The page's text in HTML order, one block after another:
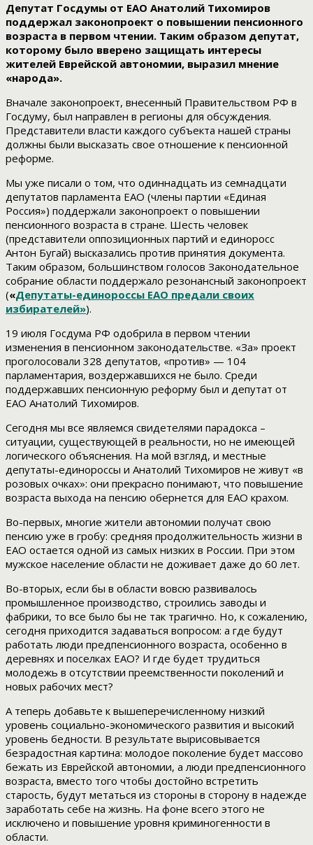
Депутат Госдумы от ЕАО Анатолий Тихомиров
поддержал законопроект о повышении пенсионного
возраста в первом чтении. Таким образом депутат,
которому было вверено защищать интересы
жителей Еврейской автономии, выразил мнение
«народа».
Вначале законопроект, внесенный Правительством РФ в
Госдуму, был направлен в регионы для обсуждения.
Представители власти каждого субъекта нашей страны
должны были высказать свое отношение к пенсионной
реформе.
Мы уже писали о том, что одиннадцать из семнадцати
депутатов парламента ЕАО (члены партии «Единая
Россия») поддержали законопроект о повышении
пенсионного возраста в стране. Шесть человек
(представители оппозиционных партий и единоросс
Антон Бугай) высказались против принятия документа.
Таким образом, большинством голосов Законодательное
собрание области поддержало резонансный законопроект
(«Депутаты-единороссы ЕАО предали своих
избирателей»).
19 июля Госдума РФ одобрила в первом чтении
изменения в пенсионном законодательстве. «За» проект
проголосовали 328 депутатов, «против» — 104
парламентария, воздержавшихся не было. Среди
поддержавших пенсионную реформу был и депутат от
ЕАО Анатолий Тихомиров.
Сегодня мы все являемся свидетелями парадокса –
ситуации, существующей в реальности, но не имеющей
логического объяснения. На мой взгляд, и местные
депутаты-единороссы и Анатолий Тихомиров не живут «в
розовых очках»: они прекрасно понимают, что повышение
возраста выхода на пенсию обернется для ЕАО крахом.
Во-первых, многие жители автономии получат свою
пенсию уже в гробу: средняя продолжительность жизни в
ЕАО остается одной из самых низких в России. При этом
мужское население области не доживает даже до 60 лет.
Во-вторых, если бы в области вовсю развивалось
промышленное производство, строились заводы и
фабрики, то все было бы не так трагично. Но, к сожалению,
сегодня приходится задаваться вопросом: а где будут
работать люди предпенсионного возраста, особенно в
деревнях и поселках ЕАО? И где будет трудиться
молодежь в отсутствии преемственности поколений и
новых рабочих мест?
А теперь добавьте к вышеперечисленному низкий
уровень социально-экономического развития и высокий
уровень бедности. В результате вырисовывается
безрадостная картина: молодое поколение будет массово
бежать из Еврейской автономии, а люди предпенсионного
возраста, вместо того чтобы достойно встретить
старость, будут метаться из стороны в сторону в надежде
заработать себе на жизнь. На фоне всего этого не
исключено и повышение уровня криминогенности в
области.